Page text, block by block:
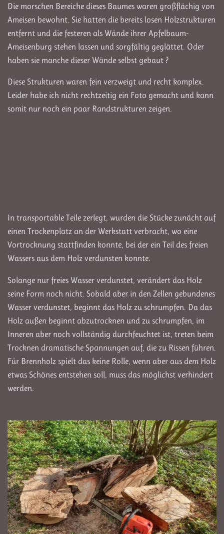
Die morschen Bereiche dieses Baumes waren großflächig von
Ameisen bewohnt. Sie hatten die bereits losen Holzstrukturen
entfernt und die festeren als Wände ihrer Apfelbaum-
Ameisenburg stehen lassen und sorgfältig geglättet. Oder
haben sie manche dieser Wände selbst gebaut ?
Diese Strukturen waren fein verzweigt und recht komplex.
Leider habe ich nicht rechtzeitig ein Foto gemacht und kann
somit nur noch ein paar Randstrukturen zeigen.
In transportable Teile zerlegt, wurden die Stücke zunächt auf
einen Trockenplatz an der Werkstatt verbracht, wo eine
Vortrocknung stattfinden konnte, bei der ein Teil des freien
Wassers aus dem Holz verdunsten konnte.
Solange nur freies Wasser verdunstet, verändert das Holz
seine Form noch nicht. Sobald aber in den Zellen gebundenes
Wasser verdunstet, beginnt das Holz zu schrumpfen. Da das
Holz außen beginnt abzutrocknen und zu schrumpfen, im
Inneren aber noch vollständig durchfeuchtet ist, treten beim
Trocknen dramatische Spannungen auf, die zu Rissen führen.
Für Brennholz spielt das keine Rolle, wenn aber aus dem Holz
etwas Schönes entstehen soll, muss das möglichst verhindert
werden.